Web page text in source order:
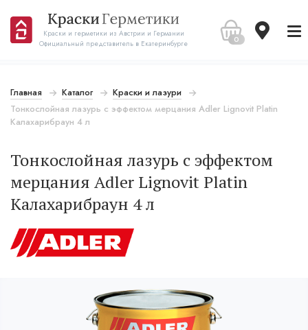
Краски и герметики из Австрии и Германии
Официальный представитель в Екатеринбурге
0
Главная Каталог
Краски и лазури
Тонкослойная лазурь с эффектом мерцания Adler Lignovit Platin
Калахарибраун 4 л
Тонкослойная лазурь с эффектом
мерцания Adler Lignovit Platin
Калахарибраун 4 л